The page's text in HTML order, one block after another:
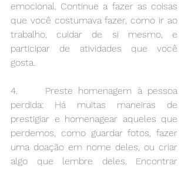
emocional. Continue a fazer as coisas
que você costumava fazer, como ir ao
trabalho, cuidar de si mesmo, e
participar de atividades que você
gosta.
4.     Preste homenagem à pessoa
perdida: Há muitas maneiras de
prestigiar e homenagear aqueles que
perdemos, como guardar fotos, fazer
uma doação em nome deles, ou criar
algo que lembre deles. Encontrar